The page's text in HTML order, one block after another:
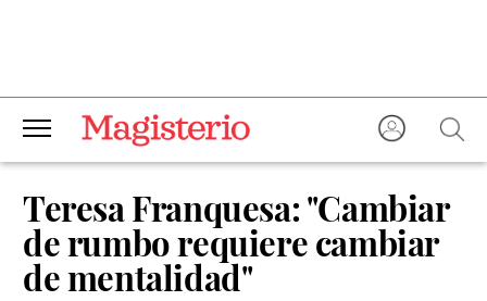
Teresa Franquesa: "Cambiar
de rumbo requiere cambiar
de mentalidad"